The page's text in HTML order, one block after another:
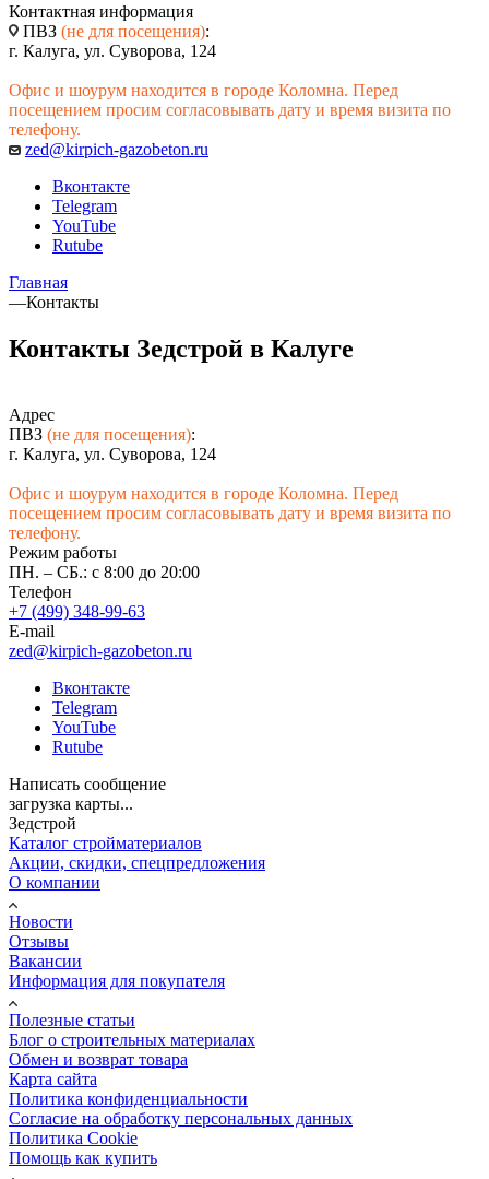
Контактная информация
ПВЗ (не для посещения):
г. Калуга, ул. Суворова, 124
Офис и шоурум находится в городе Коломна. Перед
посещением просим согласовывать дату и время визита по
телефону.
zed@kirpich-gazobeton.ru
Вконтакте
Telegram
YouTube
Rutube
Главная
—Контакты
Контакты Зедстрой в Калуге
Адрес
ПВЗ (не для посещения):
г. Калуга, ул. Суворова, 124
Офис и шоурум находится в городе Коломна. Перед
посещением просим согласовывать дату и время визита по
телефону.
Режим работы
ПН. – СБ.: с 8:00 до 20:00
Телефон
+7 (499) 348-99-63
E-mail
zed@kirpich-gazobeton.ru
Вконтакте
Telegram
YouTube
Rutube
Написать сообщение
загрузка карты...
Зедстрой
Каталог стройматериалов
Акции, скидки, спецпредложения
О компании
Новости
Отзывы
Вакансии
Информация для покупателя
Полезные статьи
Блог о строительных материалах
Обмен и возврат товара
Карта сайта
Политика конфиденциальности
Согласие на обработку персональных данных
Политика Cookie
Помощь как купить